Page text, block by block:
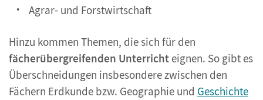
Agrar- und Forstwirtschaft
Hinzu kommen Themen, die sich für den
fächerübergreifenden Unterricht eignen. So gibt es
Überschneidungen insbesondere zwischen den
Fächern Erdkunde bzw. Geographie und Geschichte